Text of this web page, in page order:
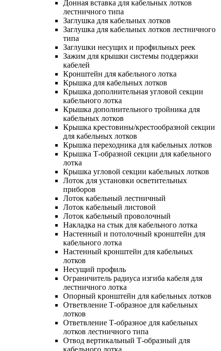
Донная вставка для кабельных лотков
лестничного типа
Заглушка для кабельных лотков
Заглушка для кабельных лотков лестничного
типа
Заглушки несущих и профильных реек
Зажим для крышки системы поддержки
кабелей
Кронштейн для кабельного лотка
Крышка для кабельных лотков
Крышка дополнительная угловой секции
кабельного лотка
Крышка дополнительного тройника для
кабельных лотков
Крышка крестовины/крестообразной секции
для кабельных лотков
Крышка переходника для кабельных лотков
Крышка Т-образной секции для кабельного
лотка
Крышка угловой секции кабельных лотков
Лоток для установки осветительных
приборов
Лоток кабельный лестничный
Лоток кабельный листовой
Лоток кабельный проволочный
Накладка на стык для кабельного лотка
Настенный и потолочный кронштейн для
кабельного лотка
Настенный кронштейн для кабельных
лотков
Несущий профиль
Ограничитель радиуса изгиба кабеля для
лестничного лотка
Опорный кронштейн для кабельных лотков
Ответвление Т-образное для кабельных
лотков
Ответвление Т-образное для кабельных
лотков лестничного типа
Отвод вертикальный Т-образный для
кабельного лотка